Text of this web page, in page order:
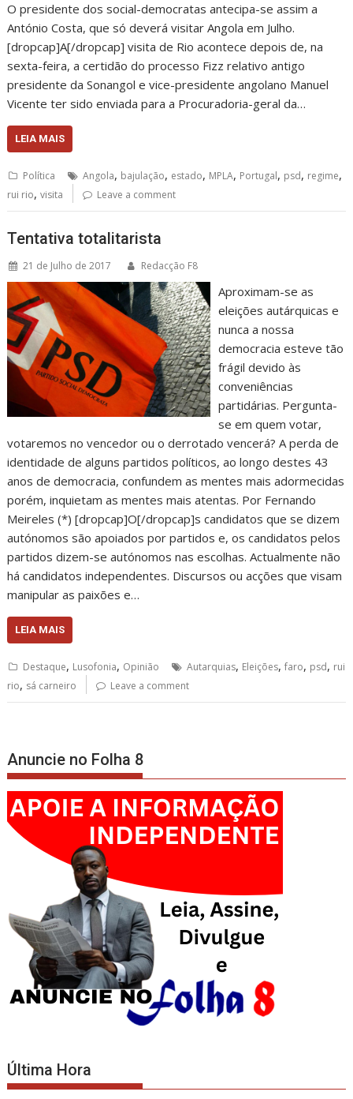
O presidente dos social-democratas antecipa-se assim a
António Costa, que só deverá visitar Angola em Julho.
[dropcap]A[/dropcap] visita de Rio acontece depois de, na
sexta-feira, a certidão do processo Fizz relativo antigo
presidente da Sonangol e vice-presidente angolano Manuel
Vicente ter sido enviada para a Procuradoria-geral da…
LEIA MAIS
Política Angola, bajulação, estado, MPLA, Portugal, psd, regime,
rui rio,visita Leave a comment
Tentativa totalitarista
21 de Julho de 2017 Redacção F8
Aproximam-se as
eleições autárquicas e
nunca a nossa
democracia esteve tão
frágil devido às
conveniências
partidárias. Pergunta-
se em quem votar,
votaremos no vencedor ou o derrotado vencerá? A perda de
identidade de alguns partidos políticos, ao longo destes 43
anos de democracia, confundem as mentes mais adormecidas
porém, inquietam as mentes mais atentas. Por Fernando
Meireles (*) [dropcap]O[/dropcap]s candidatos que se dizem
autónomos são apoiados por partidos e, os candidatos pelos
partidos dizem-se autónomos nas escolhas. Actualmente não
há candidatos independentes. Discursos ou acções que visam
manipular as paixões e…
LEIA MAIS
Destaque, Lusofonia, Opinião Autarquias, Eleições,faro, psd, rui
rio, sá carneiro Leave a comment
Anuncie no Folha 8
Última Hora